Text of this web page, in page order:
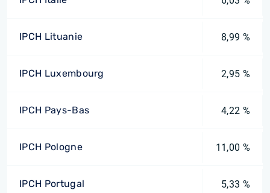
IPCH Lituanie 8,99 %
IPCH Luxembourg 2,95 %
IPCH Pays-Bas 4,22 %
IPCH Pologne 11,00 %
IPCH Portugal 5,33 %